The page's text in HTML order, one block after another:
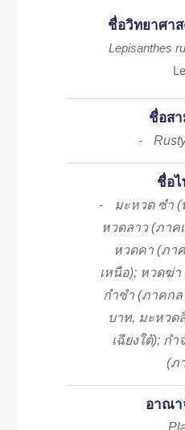
ชื่อวิทยาศา
Lepisanthes
ชื่อส
-
ชื่อไ
-
มะหวด ซำ (
หวดลาว (ภาค
หวดคา (ภา
เหนือ); หวดฆ่า
กำซำ (ภาคก
บาท, มะหวด
เฉียงใต้); ก
(ภ
อาณา